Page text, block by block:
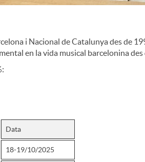
i Nacional de Catalunya des de
en la vida musical barcelonina des
Data
18-19/10/2025